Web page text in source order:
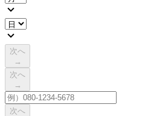
次へ
→
次へ
→
次へ